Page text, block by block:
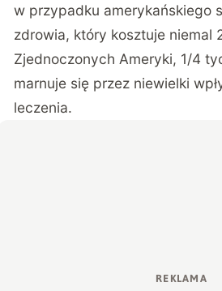
w przypadku amerykańskiego
zdrowia, który kosztuje niemal
Zjednoczonych Ameryki, 1/4
marnuje się przez niewielki
leczenia.